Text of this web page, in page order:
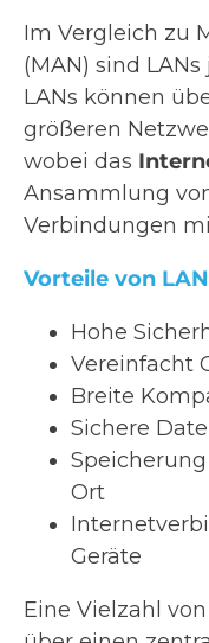
Im Vergleich zu
(MAN) sind
LANs können
größeren
wobei das
Ansammlung
Verbindungen
Vorteile von
Hohe
Vereinfacht
Breite
Sichere
Ort
Geräte
Eine Vielzahl